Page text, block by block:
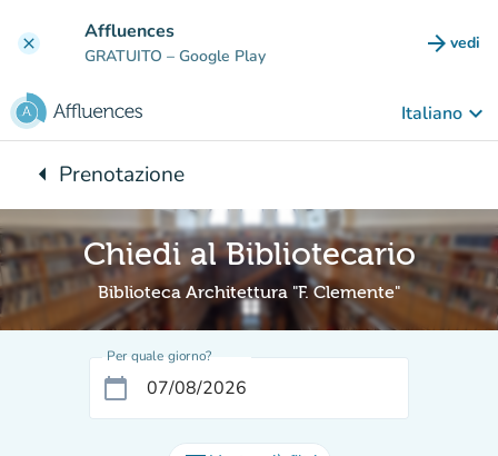
clear Affluences
GRATUITO – Google Play arrow_forward vedi
Italiano keyboard_arrow_down
arrow_leftTorna a:
Prenotazione
Chiedi al Bibliotecario
Biblioteca Architettura "F. Clemente"
Per quale giorno?
calendar_today